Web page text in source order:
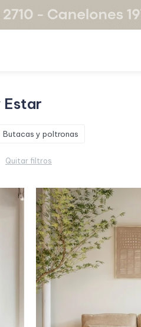
Estar
Butacas y poltronas
Quitar filtros